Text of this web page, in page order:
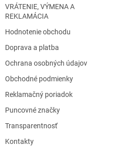
VRÁTENIE, VÝMENA A
REKLAMÁCIA
Hodnotenie obchodu
Doprava a platba
Ochrana osobných údajov
Obchodné podmienky
Reklamačný poriadok
Puncovné značky
Transparentnosť
Kontakty